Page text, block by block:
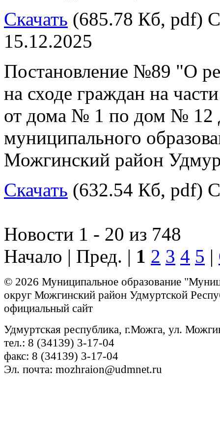
Скачать (685.78 Кб, pdf)
15.12.2025
Постановление №89 "О
на сходе граждан на
от дома № 1 по дом № 12
муниципального
Можгинский район
Скачать (632.54 Кб, pdf)
Новости 1 - 20 из 748
Начало | Пред. | 1 2 3 4 5 |
© 2026 Муниципальное образование
округ Можгинский район Удмуртской
официальный сайт
Удмуртская республика, г.Можга, ул.
тел.: 8 (34139) 3-17-04
факс: 8 (34139) 3-17-04
Эл. почта: mozhraion@udmnet.ru